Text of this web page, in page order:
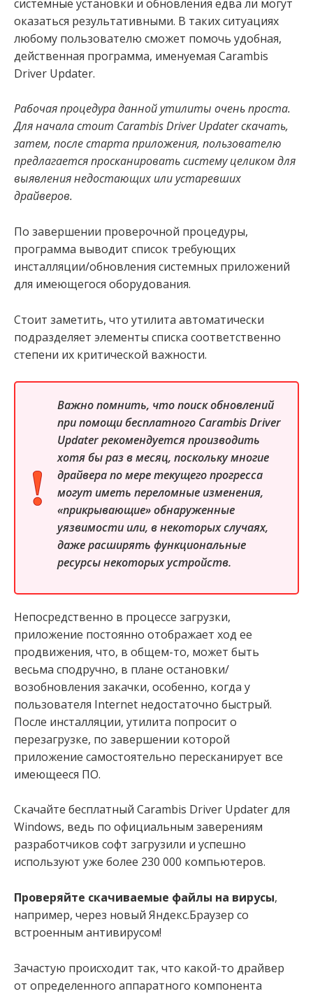
системные установки и обновления едва ли могут
оказаться результативными. В таких ситуациях
любому пользователю сможет помочь удобная,
действенная программа, именуемая Carambis
Driver Updater.
Рабочая процедура данной утилиты очень проста.
Для начала стоит Carambis Driver Updater скачать,
затем, после старта приложения, пользователю
предлагается просканировать систему целиком для
выявления недостающих или устаревших
драйверов.
По завершении проверочной процедуры,
программа выводит список требующих
инсталляции/обновления системных приложений
для имеющегося оборудования.
Стоит заметить, что утилита автоматически
подразделяет элементы списка соответственно
степени их критической важности.
Важно помнить, что поиск обновлений
при помощи бесплатного Carambis Driver
Updater рекомендуется производить
хотя бы раз в месяц, поскольку многие
драйвера по мере текущего прогресса
могут иметь переломные изменения,
«прикрывающие» обнаруженные
уязвимости или, в некоторых случаях,
даже расширять функциональные
ресурсы некоторых устройств.
Непосредственно в процессе загрузки,
приложение постоянно отображает ход ее
продвижения, что, в общем-то, может быть
весьма сподручно, в плане остановки/
возобновления закачки, особенно, когда у
пользователя Internet недостаточно быстрый.
После инсталляции, утилита попросит о
перезагрузке, по завершении которой
приложение самостоятельно пересканирует все
имеющееся ПО.
Скачайте бесплатный Carambis Driver Updater для
Windows, ведь по официальным заверениям
разработчиков софт загрузили и успешно
используют уже более 230 000 компьютеров.
Проверяйте скачиваемые файлы на вирусы,
например, через новый Яндекс.Браузер со
встроенным антивирусом!
Зачастую происходит так, что какой-то драйвер
от определенного аппаратного компонента